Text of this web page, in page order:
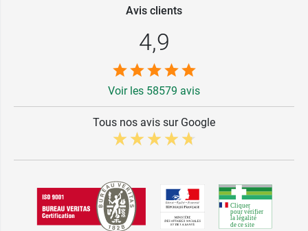
Avis clients
4,9
Voir les 58579 avis
Tous nos avis sur Google